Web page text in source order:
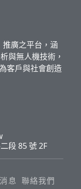
推廣之平台，涵
與無人機技術，
客戶與社會創造
段 85 號 2F
息 聯絡我們